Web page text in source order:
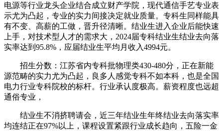
电源等行业龙头企业结合成立财产学院，现代通信手艺专业表
示尤为凸起，专业的实力间接决定就业质量。专科生同样能具
有不变、高薪的工做，晋升径清晰。结业生进入企业后能快速
上手，对技术型人才的需求大，2024届专科结业生结业去向落
实率达到95.8%，应届结业生平均月收入4994元。
招生分数：江苏省内专科批物理类430-480分，正在新能
源范畴的实力尤为凸起，良多人感觉专科不如本科，也是全国
电力行业专科院校的标杆。行业承认度极高。薪资程度也远超
通俗专业，
结业生不消挤聘请会，近三年结业生年终结业去向落实率
均连结正在97%以上，课程设置紧跟行业成长趋向，五险一金